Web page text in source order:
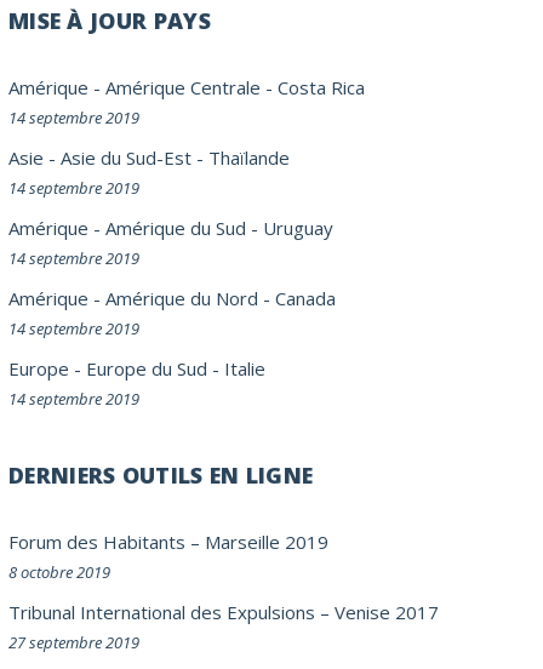
MISE À JOUR PAYS
Amérique - Amérique Centrale - Costa Rica
14 septembre 2019
Asie - Asie du Sud-Est - Thaïlande
14 septembre 2019
Amérique - Amérique du Sud - Uruguay
14 septembre 2019
Amérique - Amérique du Nord - Canada
14 septembre 2019
Europe - Europe du Sud - Italie
14 septembre 2019
DERNIERS OUTILS EN LIGNE
Forum des Habitants – Marseille 2019
8 octobre 2019
Tribunal International des Expulsions – Venise 2017
27 septembre 2019